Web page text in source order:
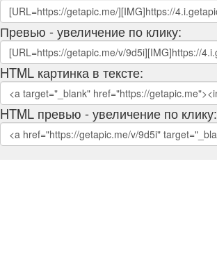
Превью - увеличение по клику:
HTML картинка в тексте:
HTML превью - увеличение по клику: